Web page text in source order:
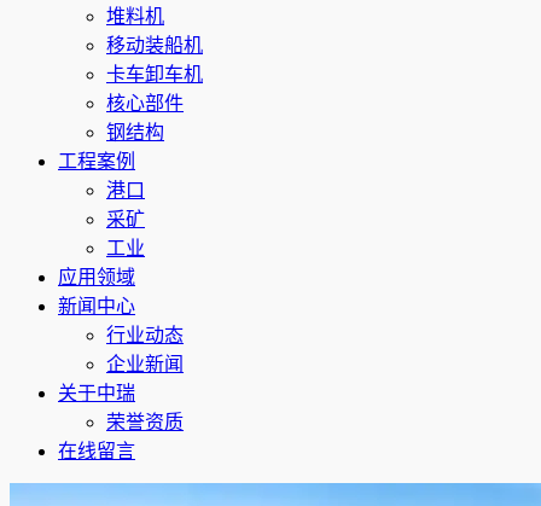
堆料机
移动装船机
卡车卸车机
核心部件
钢结构
工程案例
港口
采矿
工业
应用领域
新闻中心
行业动态
企业新闻
关于中瑞
荣誉资质
在线留言